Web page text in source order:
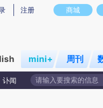
意图存在偏差。不代表财新观点
商城
注册
mini+ 周刊
讣闻